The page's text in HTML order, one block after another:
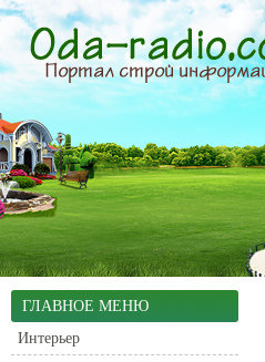
ГЛАВНОЕ МЕНЮ
Интерьер